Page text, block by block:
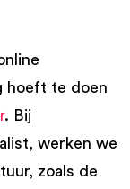
hoeft te doen
. Bij
werken we
zoals de